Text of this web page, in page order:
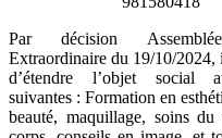
Par décision
Extraordinaire du 19/10/2024,
d’étendre l’objet social
suivantes : Formation en
beauté, maquillage, soins